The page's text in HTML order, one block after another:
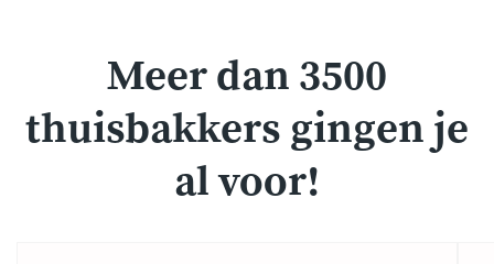
Meer dan 3500
thuisbakkers gingen je
al voor!